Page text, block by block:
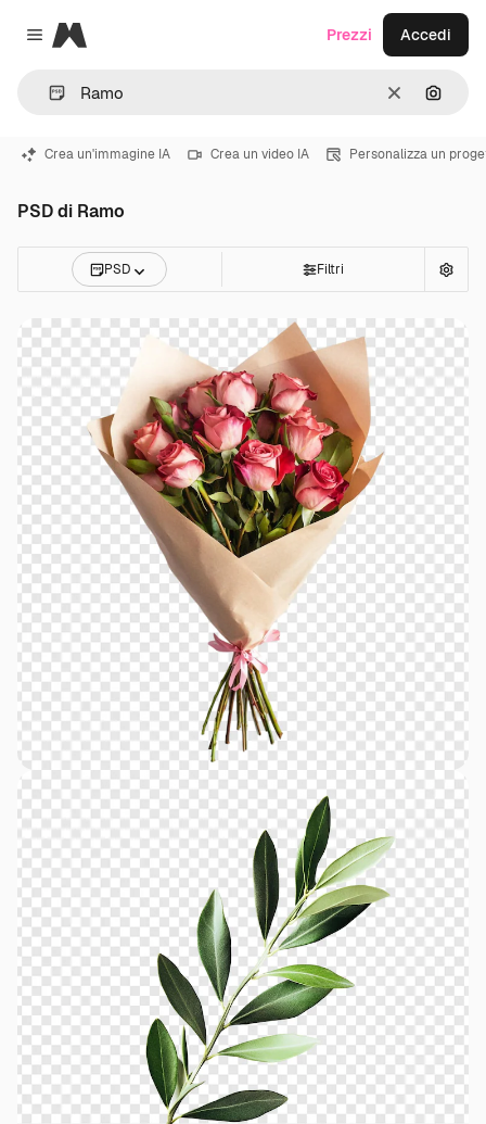
Close menu
Magnific
CancellaCerca
Prezzi Accedi
Crea un'immagine IA Crea un video IA Personalizza un
PSD di Ramo
PSD Filtri